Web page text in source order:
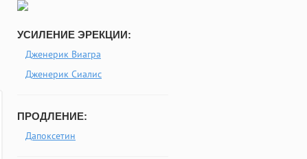
УСИЛЕНИЕ ЭРЕКЦИИ:
Дженерик Виагра
Дженерик Сиалис
ПРОДЛЕНИЕ:
Дапоксетин